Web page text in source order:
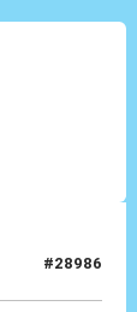
#28986